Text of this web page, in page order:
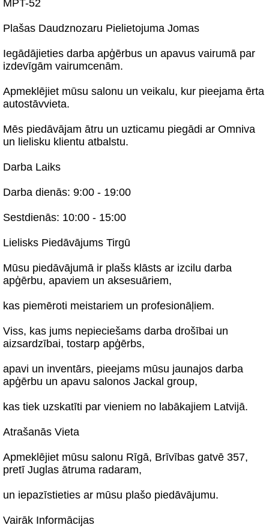
MPT-52
Plašas Daudznozaru Pielietojuma Jomas
Iegādājieties darba apģērbus un apavus vairumā par
izdevīgām vairumcenām.
Apmeklējiet mūsu salonu un veikalu, kur pieejama ērta
autostāvvieta.
Mēs piedāvājam ātru un uzticamu piegādi ar Omniva
un lielisku klientu atbalstu.
Darba Laiks
Darba dienās: 9:00 - 19:00
Sestdienās: 10:00 - 15:00
Lielisks Piedāvājums Tirgū
Mūsu piedāvājumā ir plašs klāsts ar izcilu darba
apģērbu, apaviem un aksesuāriem,
kas piemēroti meistariem un profesionāļiem.
Viss, kas jums nepieciešams darba drošībai un
aizsardzībai, tostarp apģērbs,
apavi un inventārs, pieejams mūsu jaunajos darba
apģērbu un apavu salonos Jackal group,
kas tiek uzskatīti par vieniem no labākajiem Latvijā.
Atrašanās Vieta
Apmeklējiet mūsu salonu Rīgā, Brīvības gatvē 357,
pretī Juglas ātruma radaram,
un iepazīstieties ar mūsu plašo piedāvājumu.
Vairāk Informācijas